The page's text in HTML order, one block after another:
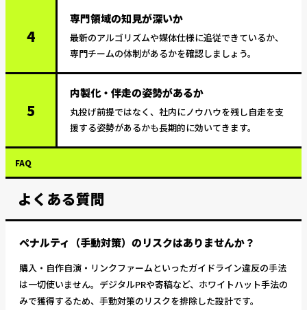
4
専門領域の知見が深いか
最新のアルゴリズムや媒体仕様に追従できているか、
専門チームの体制があるかを確認しましょう。
5
内製化・伴走の姿勢があるか
丸投げ前提ではなく、社内にノウハウを残し自走を支
援する姿勢があるかも長期的に効いてきます。
FAQ
よくある質問
ペナルティ（手動対策）のリスクはありませんか？
購入・自作自演・リンクファームといったガイドライン違反の手法
は一切使いません。デジタルPRや寄稿など、ホワイトハット手法の
みで獲得するため、手動対策のリスクを排除した設計です。